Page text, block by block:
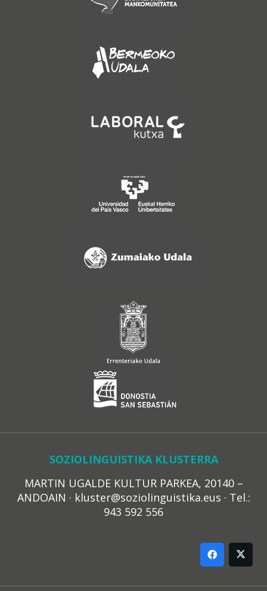
SOZIOLINGUISTIKA KLUSTERRA
MARTIN UGALDE KULTUR PARKEA, 20140 –
ANDOAIN · kluster@soziolinguistika.eus · Tel.:
943 592 556